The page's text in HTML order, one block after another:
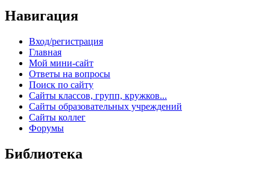
Навигация
Вход/регистрация
Главная
Мой мини-сайт
Ответы на вопросы
Поиск по сайту
Сайты классов, групп, кружков...
Сайты образовательных учреждений
Сайты коллег
Форумы
Библиотека